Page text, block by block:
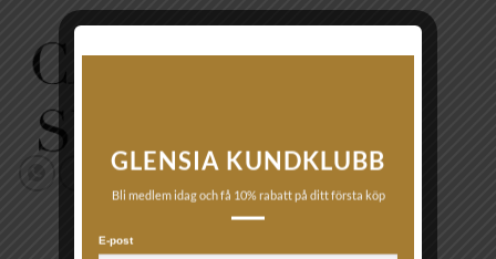
GLENSIA KUNDKLUBB
Bli medlem idag och få 10% rabatt på ditt första köp
E-post